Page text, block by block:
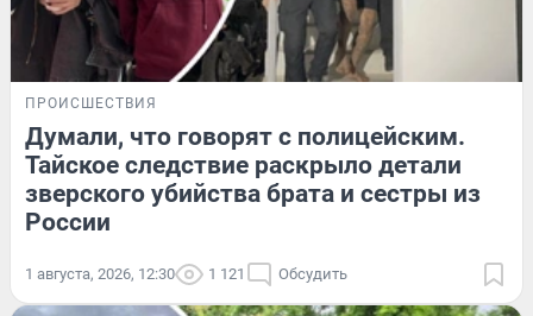
ПРОИСШЕСТВИЯ
Думали, что говорят с полицейским.
Тайское следствие раскрыло детали
зверского убийства брата и сестры из
России
1 августа, 2026, 12:30 1 121 Обсудить